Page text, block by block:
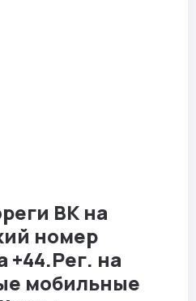
ВК на
номер
+44.Рег. на
мобильные